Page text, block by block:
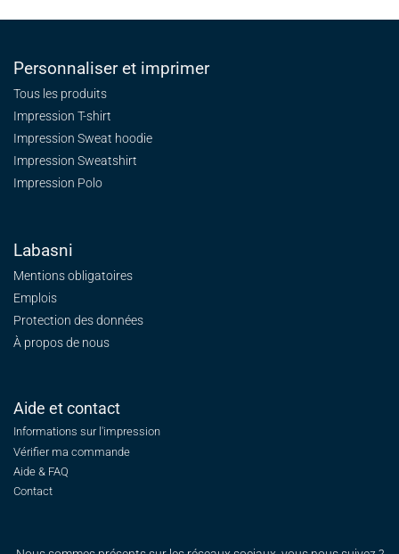
Personnaliser et imprimer
Tous les produits
Impression T-shirt
Impression Sweat hoodie
Impression Sweatshirt
Impression Polo
Labasni
Mentions obligatoires
Emplois
Protection des données
À propos de nous
Aide et contact
Informations sur l'impression
Vérifier ma commande
Aide & FAQ
Contact